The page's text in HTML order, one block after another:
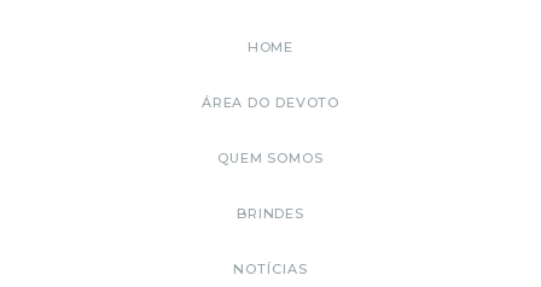
HOME
ÁREA DO DEVOTO
QUEM SOMOS
BRINDES
NOTÍCIAS